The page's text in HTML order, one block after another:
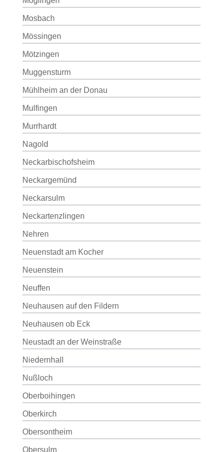
Mosbach
Mössingen
Mötzingen
Muggensturm
Mühlheim an der Donau
Mulfingen
Murrhardt
Nagold
Neckarbischofsheim
Neckargemünd
Neckarsulm
Neckartenzlingen
Nehren
Neuenstadt am Kocher
Neuenstein
Neuffen
Neuhausen auf den Fildern
Neuhausen ob Eck
Neustadt an der Weinstraße
Niedernhall
Nußloch
Oberboihingen
Oberkirch
Obersontheim
Obersulm